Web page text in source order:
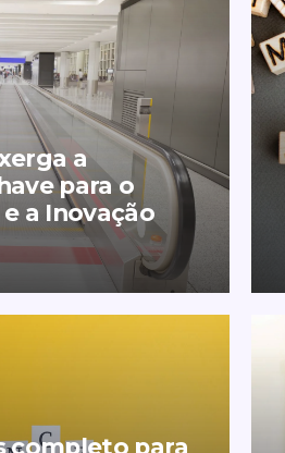
a
para o
a Inovação
completo para